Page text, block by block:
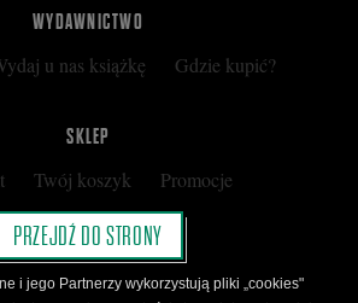
WYDAWNICTWO
u nas książkę Gdzie kupić?
SKLEP
Twój koszyk
Promocje
podarunkową
Nota prawna
Polityka prywatności
PRZEJDŹ DO STRONY
i jego Partnerzy wykorzystują pliki „cookies"